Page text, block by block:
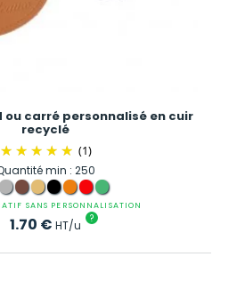
ou carré personnalisé en cuir
recyclé
(1)
min : 250
SANS PERSONNALISATION
1.70 € HT/u ?